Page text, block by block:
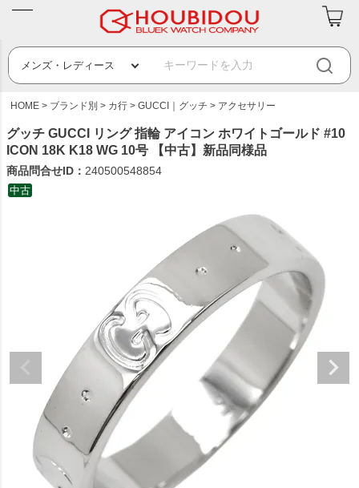
HOME ブランド別 カ行 GUCCI｜グッチ アクセサリー
グッチ GUCCI リング 指輪 アイコン ホワイトゴールド #10
ICON 18K K18 WG 10号 【中古】新品同様品
商品問合せID： 240500548854
中古